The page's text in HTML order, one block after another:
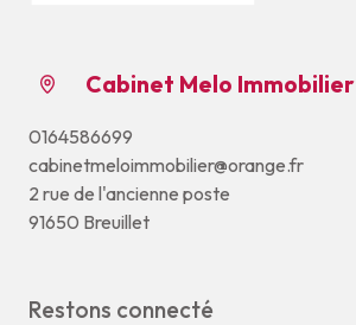
Cabinet Melo Immobilier
0164586699
cabinetmeloimmobilier@orange.fr
2 rue de l'ancienne poste
91650 Breuillet
Restons connecté